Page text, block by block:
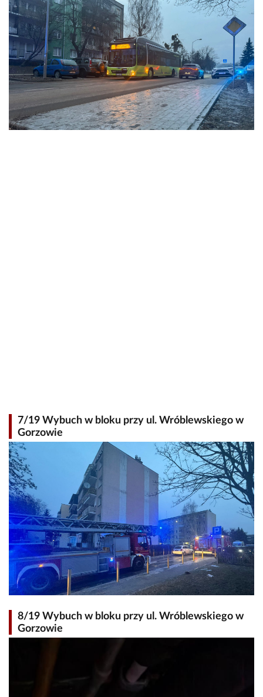
7/19 Wybuch w bloku przy ul. Wróblewskiego w
Gorzowie
8/19 Wybuch w bloku przy ul. Wróblewskiego w
Gorzowie